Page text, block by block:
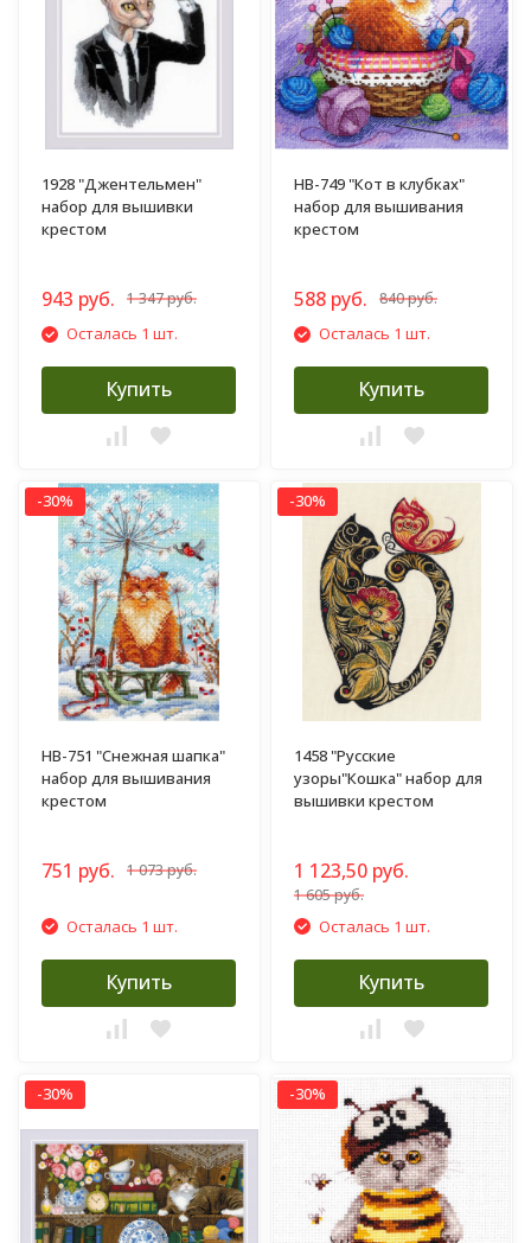
1928 "Джентельмен"
набор для вышивки
крестом
943 руб. 1 347 руб.
Осталась 1 шт.
Купить
НВ-749 "Кот в клубках"
набор для вышивания
крестом
588 руб. 840 руб.
Осталась 1 шт.
Купить
-30%
НВ-751 "Снежная шапка"
набор для вышивания
крестом
751 руб. 1 073 руб.
Осталась 1 шт.
Купить
-30%
1458 "Русские
узоры"Кошка" набор для
вышивки крестом
1 123,50 руб.
1 605 руб.
Осталась 1 шт.
Купить
-30% -30%